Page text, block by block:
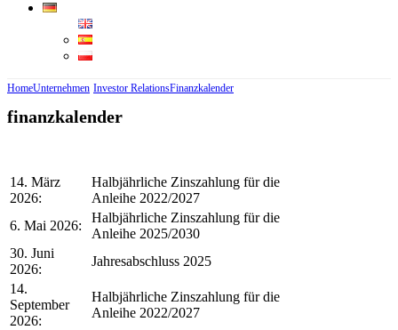
HomeUnternehmen Investor RelationsFinanzkalender
finanzkalender
14. März
2026:
Halbjährliche Zinszahlung für die
Anleihe 2022/2027
6. Mai 2026:
Halbjährliche Zinszahlung für die
Anleihe 2025/2030
30. Juni
2026:
Jahresabschluss 2025
14.
September
2026:
Halbjährliche Zinszahlung für die
Anleihe 2022/2027